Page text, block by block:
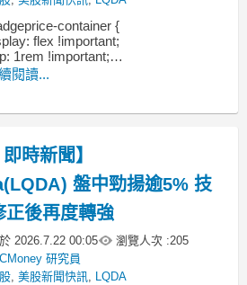
container {
flex !important;
1rem !important;
wrap: wrap !important; /* 自動換行 */
閱讀...
時新聞】
盤中勁揚逾5% 技
正後再度轉強
2026.7.22 00:05 瀏覽人次 :205
CMoney 研究員
, 美股新聞快訊, LQDA